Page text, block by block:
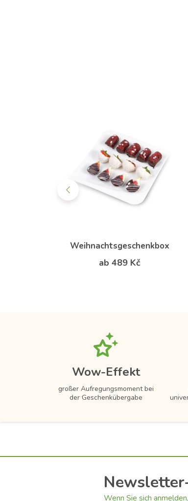
Weihnachtsgeschenkbox
ab 489 Kč
Wow-Effekt
großer Aufregungsmoment bei
der Geschenkübergabe
Wenn Sie sich